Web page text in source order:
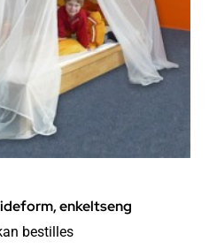
enkeltseng
bestilles